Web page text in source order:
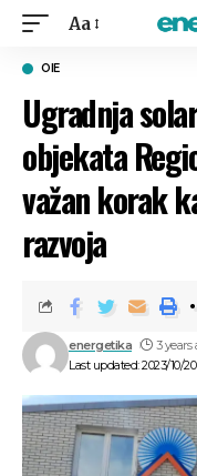
Aa
OIE
Ugradnja
objekata
važan korak
razvoja
Last updated: 2023/10/20
energetika 3 years